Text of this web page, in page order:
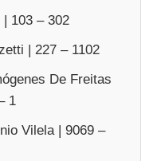
103 – 302
| 227 – 1102
De Freitas
1
Vilela | 9069 –